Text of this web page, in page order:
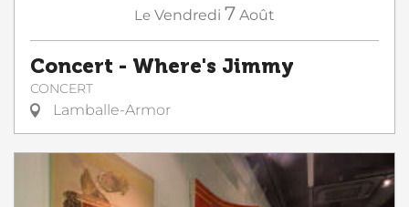
Le Vendredi 7 Août
Concert - Where's Jimmy
CONCERT
Lamballe-Armor